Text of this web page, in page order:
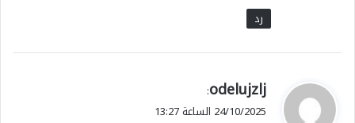
رد
ي
ق
odelujzlj
:
24/10/2025 الساعة 13:27